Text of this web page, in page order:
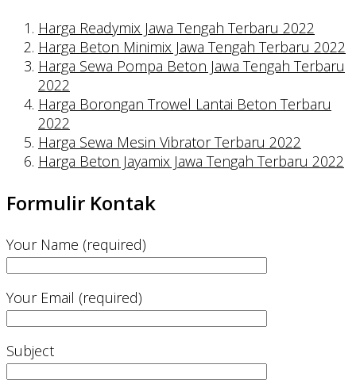
Harga Readymix Jawa Tengah Terbaru 2022
Harga Beton Minimix Jawa Tengah Terbaru 2022
Harga Sewa Pompa Beton Jawa Tengah Terbaru
2022
Harga Borongan Trowel Lantai Beton Terbaru
2022
Harga Sewa Mesin Vibrator Terbaru 2022
Harga Beton Jayamix Jawa Tengah Terbaru 2022
Formulir Kontak
Your Name (required)
Your Email (required)
Subject